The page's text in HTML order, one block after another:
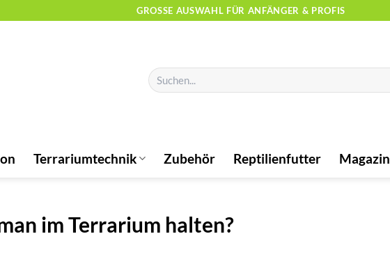
GROSSE AUSWAHL FÜR ANFÄNGER & PROFIS
Suchen
nach:
Terrariumtechnik Zubehör Reptilienfutter Magazin
im Terrarium halten?